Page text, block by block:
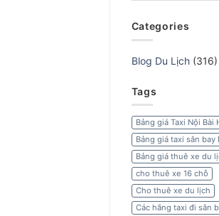
Categories
Blog Du Lịch(316)
Tags
Bảng giá Taxi Nội Bài
Bảng giá taxi sân bay
Bảng giá thuê xe du
cho thuê xe 16 chỗ
Cho thuê xe du lịch
Các hãng taxi đi sân